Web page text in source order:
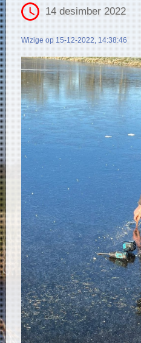
14 desimber 2022
Wizige op 15-12-2022, 14:38:46